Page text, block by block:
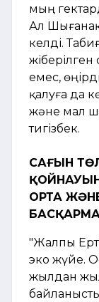
мың
Ал
келді.
емес,
қалуға да
және мал
тигізбек.
САҒЫН
ОРТА
"Жалпы
эко жүйе.
жылдан